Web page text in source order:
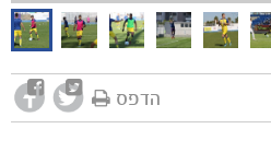
הדפס